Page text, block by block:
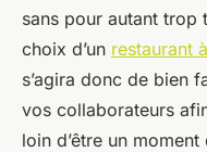
sans pour autant trop
choix d’un restaurant
s’agira donc de bien
vos collaborateurs
loin d’être un